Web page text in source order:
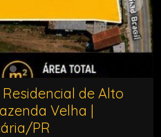
de Alto
Velha |
PR